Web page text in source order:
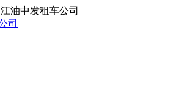
油中发租车公司